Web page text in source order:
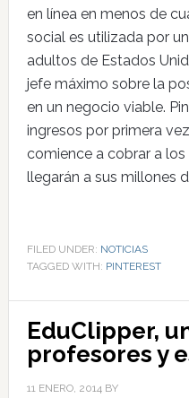
en línea en menos de
social es utilizada por
adultos de Estados
jefe máximo sobre la
en un negocio viable.
ingresos por primera
comience a cobrar a
llegarán a sus millones
FILED UNDER: NOTICIAS
TAGGED WITH: PINTEREST
EduClipper,
profesores y
11 ENERO, 2014 BY